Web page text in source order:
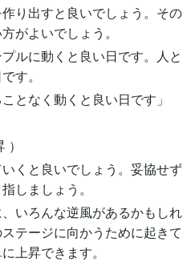
り出すと良いでしょう。その
方がよいでしょう。
ルに動くと良い日です。人と
す。
となく動くと良い日です」
）
くと良いでしょう。妥協せず
指しましょう。
いろんな逆風があるかもしれ
テージに向かうために起きて
上昇できます。